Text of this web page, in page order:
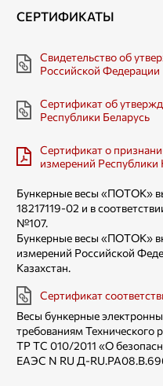
СЕРТИФИКАТЫ
Свидетельство об
Российской Федерации
Сертификат об
Республики Беларусь
Сертификат о
измерений Республики
Бункерные весы «ПОТОК»
18217119-02 и в
№107.
Бункерные весы «ПОТОК»
измерений Российской
Казахстан.
Сертификат
Весы бункерные
требованиям Технического
TP ТС 010/2011 «О
ЕАЭС N RU Д-